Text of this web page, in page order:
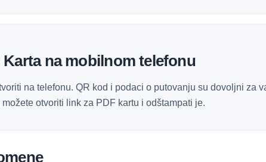
Karta na mobilnom telefonu
na telefonu. QR kod i podaci o putovanju su dovoljni za
otvoriti link za PDF kartu i odštampati je.